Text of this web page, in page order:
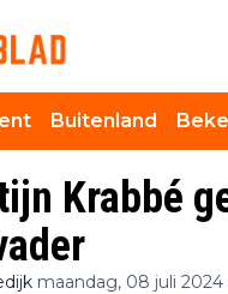
Buitenland
Krabbé
maandag, 08 juli 2024